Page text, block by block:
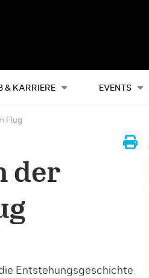
& KARRIERE EVENTS
Alles Events
Flug
der
Entstehungsgeschichte